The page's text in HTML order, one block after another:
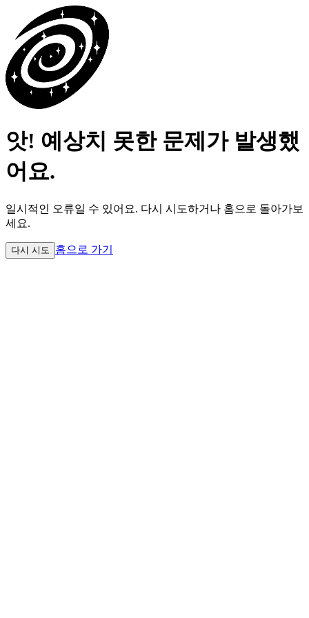
앗! 예상치 못한 문제가 발생했
어요.
일시적인 오류일 수 있어요. 다시 시도하거나 홈으로 돌아가보
세요.
다시 시도 홈으로 가기